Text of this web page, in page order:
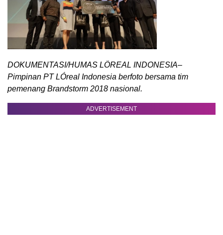
DOKUMENTASI/HUMAS LÖREAL INDONESIA–
Pimpinan PT LÓreal Indonesia berfoto bersama tim
pemenang Brandstorm 2018 nasional.
ADVERTISEMENT